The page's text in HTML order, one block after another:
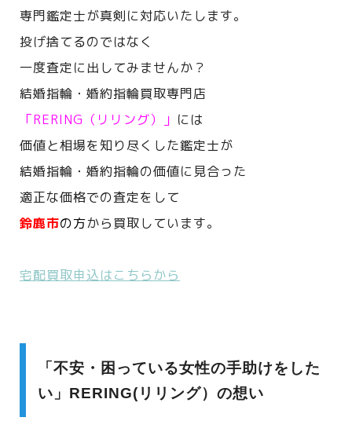
専門鑑定士が真剣に対応いたします。
投げ捨てるのではなく
一度査定に出してみませんか？
結婚指輪・婚約指輪買取専門店
「RERING（リリング）」 には
価値と相場を知り尽くした鑑定士が
結婚指輪・婚約指輪の価値に見合った
適正な価格での査定をして
鈴鹿市の方から買取しています。
宅配買取申込はこちらから
「不安・困っている女性の手助けをした
い」RERING(リリング）の想い